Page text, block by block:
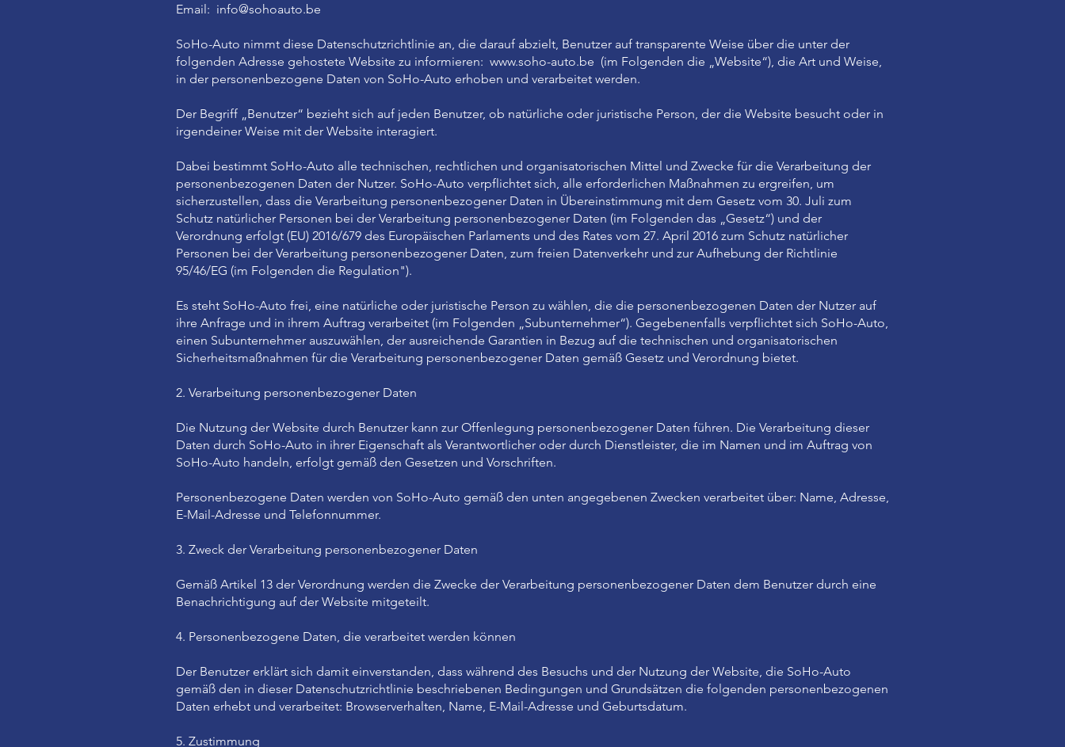
Email: info@sohoauto.be
SoHo-Auto nimmt diese Datenschutzrichtlinie an, die darauf abzielt, Benutzer auf transparente Weise über die unter der
folgenden Adresse gehostete Website zu informieren: www.soho-auto.be (im Folgenden die „Website“), die Art und Weise,
in der personenbezogene Daten von SoHo-Auto erhoben und verarbeitet werden.
Der Begriff „Benutzer“ bezieht sich auf jeden Benutzer, ob natürliche oder juristische Person, der die Website besucht oder in
irgendeiner Weise mit der Website interagiert.
Dabei bestimmt SoHo-Auto alle technischen, rechtlichen und organisatorischen Mittel und Zwecke für die Verarbeitung der
personenbezogenen Daten der Nutzer. SoHo-Auto verpflichtet sich, alle erforderlichen Maßnahmen zu ergreifen, um
sicherzustellen, dass die Verarbeitung personenbezogener Daten in Übereinstimmung mit dem Gesetz vom 30. Juli zum
Schutz natürlicher Personen bei der Verarbeitung personenbezogener Daten (im Folgenden das „Gesetz“) und der
Verordnung erfolgt (EU) 2016/679 des Europäischen Parlaments und des Rates vom 27. April 2016 zum Schutz natürlicher
Personen bei der Verarbeitung personenbezogener Daten, zum freien Datenverkehr und zur Aufhebung der Richtlinie
95/46/EG (im Folgenden die Regulation").
Es steht SoHo-Auto frei, eine natürliche oder juristische Person zu wählen, die die personenbezogenen Daten der Nutzer auf
ihre Anfrage und in ihrem Auftrag verarbeitet (im Folgenden „Subunternehmer“). Gegebenenfalls verpflichtet sich SoHo-Auto,
einen Subunternehmer auszuwählen, der ausreichende Garantien in Bezug auf die technischen und organisatorischen
Sicherheitsmaßnahmen für die Verarbeitung personenbezogener Daten gemäß Gesetz und Verordnung bietet.
2. Verarbeitung personenbezogener Daten
Die Nutzung der Website durch Benutzer kann zur Offenlegung personenbezogener Daten führen. Die Verarbeitung dieser
Daten durch SoHo-Auto in ihrer Eigenschaft als Verantwortlicher oder durch Dienstleister, die im Namen und im Auftrag von
SoHo-Auto handeln, erfolgt gemäß den Gesetzen und Vorschriften.
Personenbezogene Daten werden von SoHo-Auto gemäß den unten angegebenen Zwecken verarbeitet über: Name, Adresse,
E-Mail-Adresse und Telefonnummer.
3. Zweck der Verarbeitung personenbezogener Daten
Gemäß Artikel 13 der Verordnung werden die Zwecke der Verarbeitung personenbezogener Daten dem Benutzer durch eine
Benachrichtigung auf der Website mitgeteilt.
4. Personenbezogene Daten, die verarbeitet werden können
Der Benutzer erklärt sich damit einverstanden, dass während des Besuchs und der Nutzung der Website, die SoHo-Auto
gemäß den in dieser Datenschutzrichtlinie beschriebenen Bedingungen und Grundsätzen die folgenden personenbezogenen
Daten erhebt und verarbeitet: Browserverhalten, Name, E-Mail-Adresse und Geburtsdatum.
5. Zustimmung